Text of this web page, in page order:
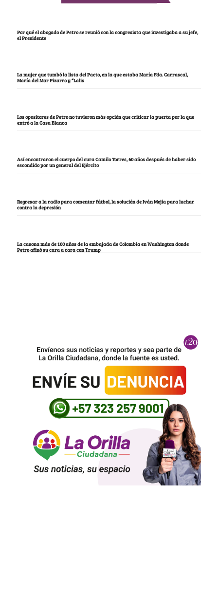
Por qué el abogado de Petro se reunió con la congresista que investigaba a su jefe,
el Presidente
La mujer que tumbó la lista del Pacto, en la que estaba María Fda. Carrascal,
María del Mar Pizarro y “Lalis
Los opositores de Petro no tuvieron más opción que criticar la puerta por la que
entró a la Casa Blanca
Así encontraron el cuerpo del cura Camilo Torres, 60 años después de haber sido
escondido por un general del Ejército
Regresar a la radio para comentar fútbol, la solución de Iván Mejía para luchar
contra la depresión
La casona más de 100 años de la embajada de Colombia en Washington donde
Petro afinó su cara a cara con Trump